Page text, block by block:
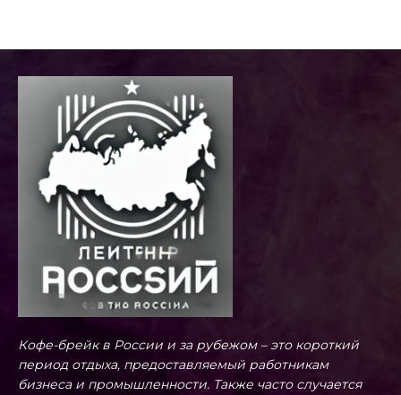
Кофе-брейк в России и за рубежом – это короткий
период отдыха, предоставляемый работникам
бизнеса и промышленности. Также часто случается